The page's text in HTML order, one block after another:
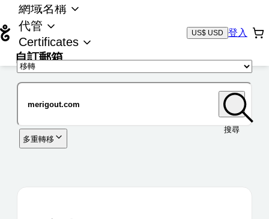
網域名稱
代管
Certificates
自訂郵箱
US$ USD 登入
搜尋
多重轉移